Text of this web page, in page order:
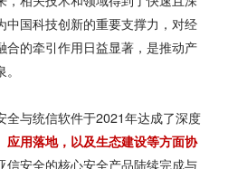
中国科技创新的重要支撑力，对经
合的牵引作用日益显著，是推动产
全与统信软件于2021年达成了深度
应用落地，以及生态建设等方面协
信安全的核心安全产品陆续完成与